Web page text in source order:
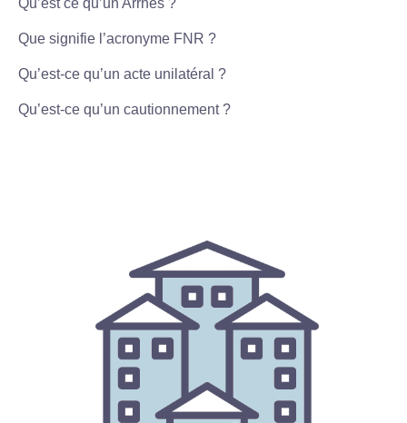
Qu’est ce qu’un Arrhes ?
Que signifie l’acronyme FNR ?
Qu’est-ce qu’un acte unilatéral ?
Qu’est-ce qu’un cautionnement ?